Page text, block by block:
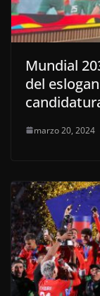
Mundial
del
marzo 20, 2024